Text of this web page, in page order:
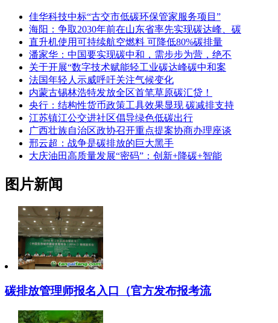
佳华科技中标“古交市低碳环保管家服务项目”
海阳：争取2030年前在山东省率先实现碳达峰、碳
直升机使用可持续航空燃料 可降低80%碳排量
潘家华：中国要实现碳中和，需步步为营，绝不
关于开展“数字技术赋能轻工业碳达峰碳中和案
法国年轻人示威呼吁关注气候变化
内蒙古锡林浩特发放全区首笔草原碳汇贷！
央行：结构性货币政策工具效果显现 碳减排支持
江苏镇江公交进社区倡导绿色低碳出行
广西壮族自治区政协召开重点提案协商办理座谈
邢云超：战争是碳排放的巨大黑手
大庆油田高质量发展“密码”：创新+降碳+智能
图片新闻
碳排放管理师报名入口（官方发布报考流